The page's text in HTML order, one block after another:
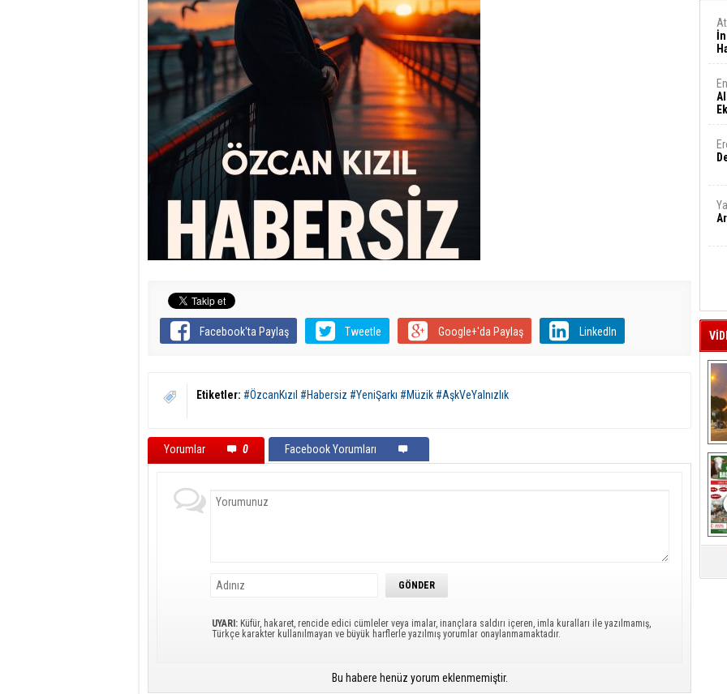
Facebook'ta Paylaş Tweetle Google+'da Paylaş LinkedIn
Etiketler: #ÖzcanKızıl #Habersiz #YeniŞarkı #Müzik #AşkVeYalnızlık
Yorumlar 0 Facebook Yorumları
UYARI: Küfür, hakaret, rencide edici cümleler veya imalar, inançlara saldırı içeren, imla kuralları ile yazılmamış,
Türkçe karakter kullanılmayan ve büyük harflerle yazılmış yorumlar onaylanmamaktadır.
Bu habere henüz yorum eklenmemiştir.